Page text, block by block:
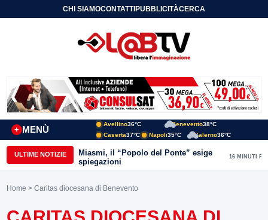
CHI SIAMOCONTATTIPUBBLICITÀCERCA
MENÙ
+
Avellino36°C Benevento38°C
Caserta37°C Napoli35°C Salerno36°C
ULTIME NOTIZIE
Miasmi, il “Popolo del Ponte” esige
spiegazioni
16 MINUTI FA
Home > Caritas diocesana di Benevento